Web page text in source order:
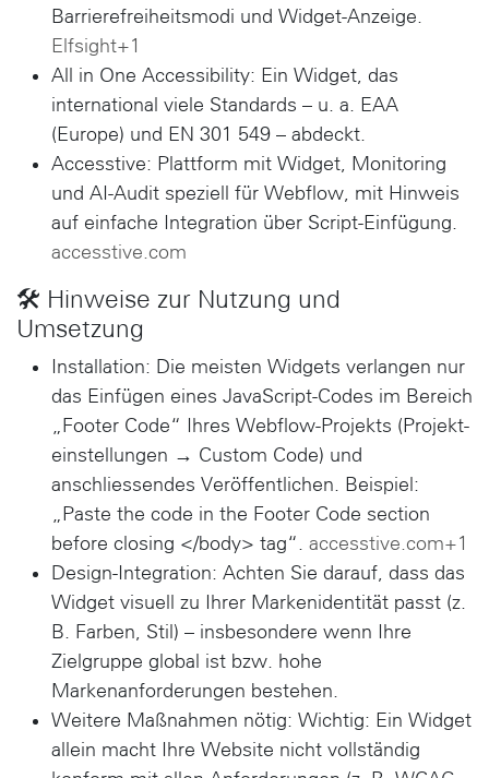
Barrierefreiheitsmodi und Widget-Anzeige.
Elfsight+1
All in One Accessibility: Ein Widget, das
international viele Standards – u. a. EAA
(Europe) und EN 301 549 – abdeckt.
Accesstive: Plattform mit Widget, Monitoring
und AI-Audit speziell für Webflow, mit Hinweis
auf einfache Integration über Script-Einfügung.
accesstive.com
🛠 Hinweise zur Nutzung und
Umsetzung
Installation: Die meisten Widgets verlangen nur
das Einfügen eines JavaScript-Codes im Bereich
„Footer Code“ Ihres Webflow-Projekts (Projekt­
einstellungen → Custom Code) und
anschliessendes Veröffentlichen. Beispiel:
„Paste the code in the Footer Code section
before closing </body> tag“. accesstive.com+1
Design-Integration: Achten Sie darauf, dass das
Widget visuell zu Ihrer Markenidentität passt (z.
B. Farben, Stil) – insbesondere wenn Ihre
Zielgruppe global ist bzw. hohe
Markenanforderungen bestehen.
Weitere Maßnahmen nötig: Wichtig: Ein Widget
allein macht Ihre Website nicht vollständig